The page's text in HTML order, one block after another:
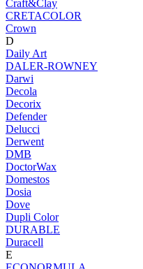
Craft&Clay
CRETACOLOR
Crown
D
Daily Art
DALER-ROWNEY
Darwi
Decola
Decorix
Defender
Delucci
Derwent
DMB
DoctorWax
Domestos
Dosia
Dove
Dupli Color
DURABLE
Duracell
E